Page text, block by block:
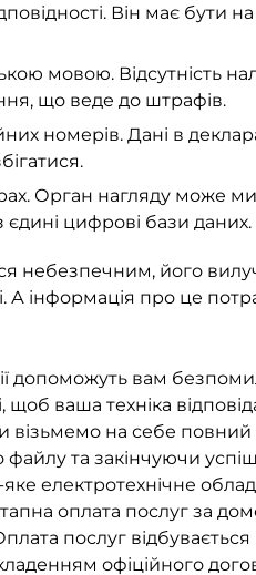
Він має бути
мовою. Відсутність
що веде до штрафів.
номерів. Дані в
Орган нагляду може
єдині цифрові бази даних.
небезпечним, його
А інформація про це
допоможуть вам
щоб ваша техніка
візьмемо на себе
файлу та закінчуючи
електротехнічне
оплата послуг за
послуг
офіційного